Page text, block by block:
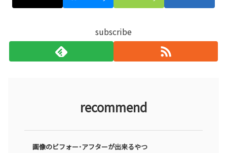
subscribe
recommend
画像のビフォー･アフターが出来るやつ